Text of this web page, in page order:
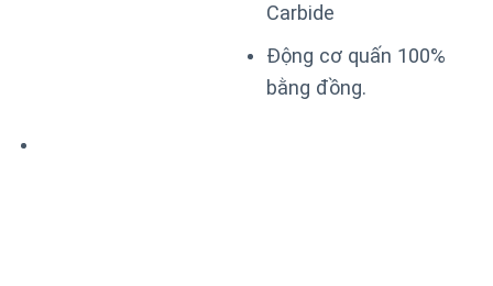
Carbide
Động cơ quấn 100%
bằng đồng.